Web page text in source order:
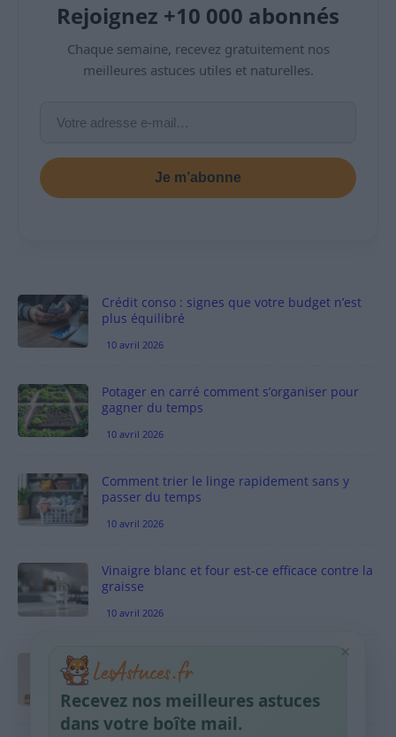
Rejoignez +10 000 abonnés
Chaque semaine, recevez gratuitement nos
meilleures astuces utiles et naturelles.
Je m’abonne
Crédit conso : signes que votre budget n’est
plus équilibré
10 avril 2026
Potager en carré comment s’organiser pour
gagner du temps
10 avril 2026
Comment trier le linge rapidement sans y
passer du temps
10 avril 2026
Vinaigre blanc et four est-ce efficace contre la
graisse
10 avril 2026
Taches pigmentaires : routine simple +
habitudes qui aident
9 avril 2026
×
Recevez nos meilleures astuces
dans votre boîte mail.